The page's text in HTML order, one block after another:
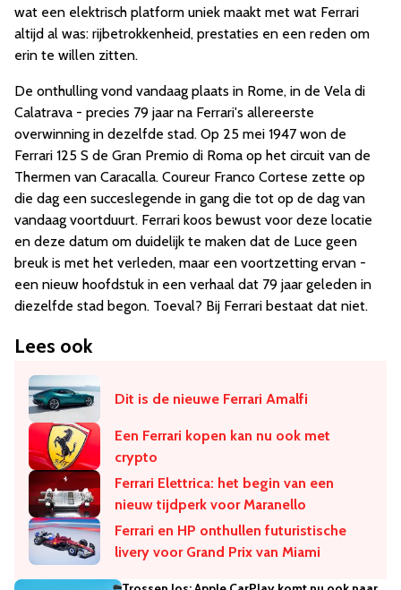
wat een elektrisch platform uniek maakt met wat Ferrari
altijd al was: rijbetrokkenheid, prestaties en een reden om
erin te willen zitten.
De onthulling vond vandaag plaats in Rome, in de Vela di
Calatrava - precies 79 jaar na Ferrari's allereerste
overwinning in dezelfde stad. Op 25 mei 1947 won de
Ferrari 125 S de Gran Premio di Roma op het circuit van de
Thermen van Caracalla. Coureur Franco Cortese zette op
die dag een succeslegende in gang die tot op de dag van
vandaag voortduurt. Ferrari koos bewust voor deze locatie
en deze datum om duidelijk te maken dat de Luce geen
breuk is met het verleden, maar een voortzetting ervan -
een nieuw hoofdstuk in een verhaal dat 79 jaar geleden in
diezelfde stad begon. Toeval? Bij Ferrari bestaat dat niet.
Lees ook
Dit is de nieuwe Ferrari Amalfi
Een Ferrari kopen kan nu ook met
crypto
Ferrari Elettrica: het begin van een
nieuw tijdperk voor Maranello
Ferrari en HP onthullen futuristische
livery voor Grand Prix van Miami